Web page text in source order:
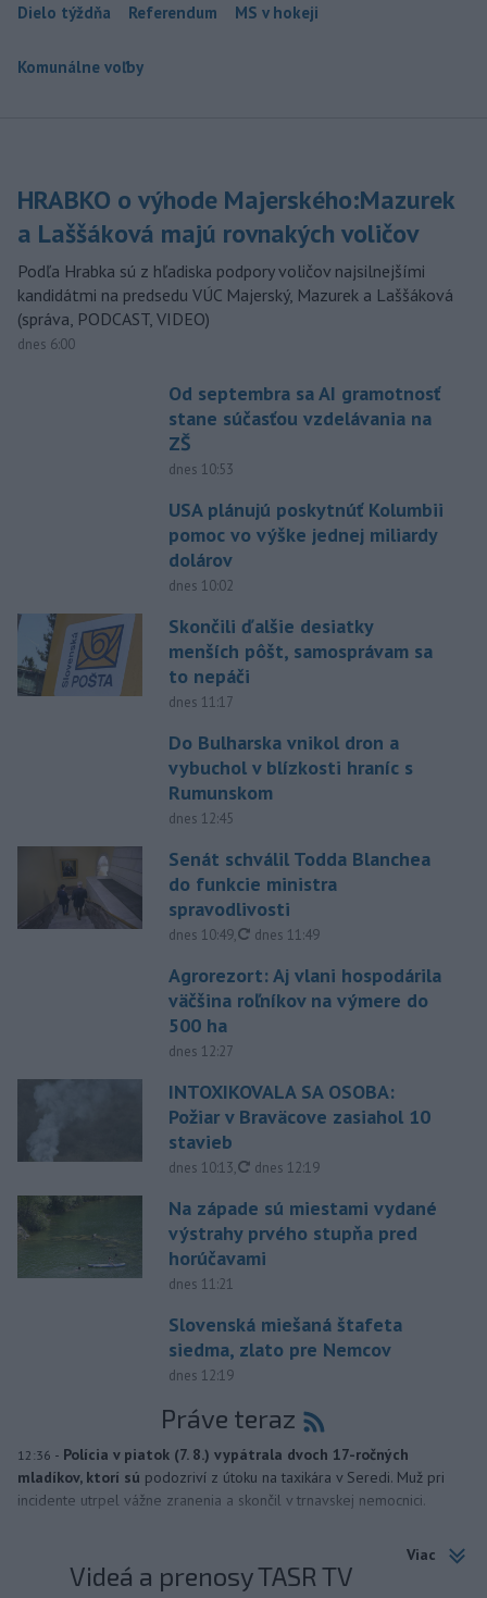
Dielo týždňa Referendum MS v hokeji
Komunálne voľby
HRABKO o výhode Majerského:Mazurek
a Laššáková majú rovnakých voličov
Podľa Hrabka sú z hľadiska podpory voličov najsilnejšími
kandidátmi na predsedu VÚC Majerský, Mazurek a Laššáková
(správa, PODCAST, VIDEO)
dnes 6:00
Od septembra sa AI gramotnosť
stane súčasťou vzdelávania na
ZŠ
dnes 10:53
USA plánujú poskytnúť Kolumbii
pomoc vo výške jednej miliardy
dolárov
dnes 10:02
Skončili ďalšie desiatky
menších pôšt, samosprávam sa
to nepáči
dnes 11:17
Do Bulharska vnikol dron a
vybuchol v blízkosti hraníc s
Rumunskom
dnes 12:45
Senát schválil Todda Blanchea
do funkcie ministra
spravodlivosti
dnes 10:49, aktualizované
dnes 11:49
Agrorezort: Aj vlani hospodárila
väčšina roľníkov na výmere do
500 ha
dnes 12:27
INTOXIKOVALA SA OSOBA:
Požiar v Braväcove zasiahol 10
stavieb
dnes 10:13, aktualizované
dnes 12:19
Na západe sú miestami vydané
výstrahy prvého stupňa pred
horúčavami
dnes 11:21
Slovenská miešaná štafeta
siedma, zlato pre Nemcov
dnes 12:19
Práve teraz
12:36 - Polícia v piatok (7. 8.) vypátrala dvoch 17-ročných
mladíkov, ktorí sú podozriví z útoku na taxikára v Seredi. Muž pri
incidente utrpel vážne zranenia a skončil v trnavskej nemocnici.
Viac
Videá a prenosy TASR TV